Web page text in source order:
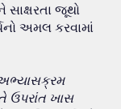
જૂથો
અમલ કરવામાં
ઉપરાંત ખાસ